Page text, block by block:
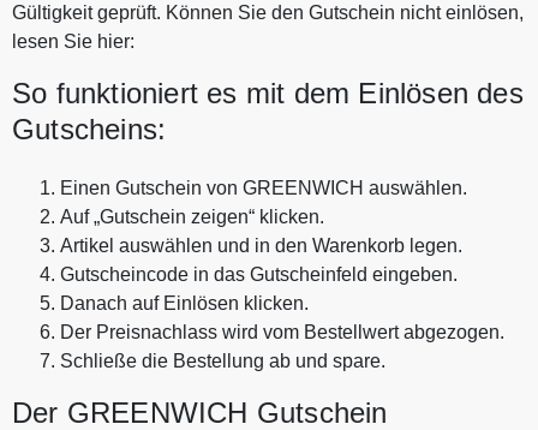
Gültigkeit geprüft. Können Sie den Gutschein nicht einlösen,
lesen Sie hier:
So funktioniert es mit dem Einlösen des
Gutscheins:
Einen Gutschein von GREENWICH auswählen.
Auf „Gutschein zeigen“ klicken.
Artikel auswählen und in den Warenkorb legen.
Gutscheincode in das Gutscheinfeld eingeben.
Danach auf Einlösen klicken.
Der Preisnachlass wird vom Bestellwert abgezogen.
Schließe die Bestellung ab und spare.
Der GREENWICH Gutschein